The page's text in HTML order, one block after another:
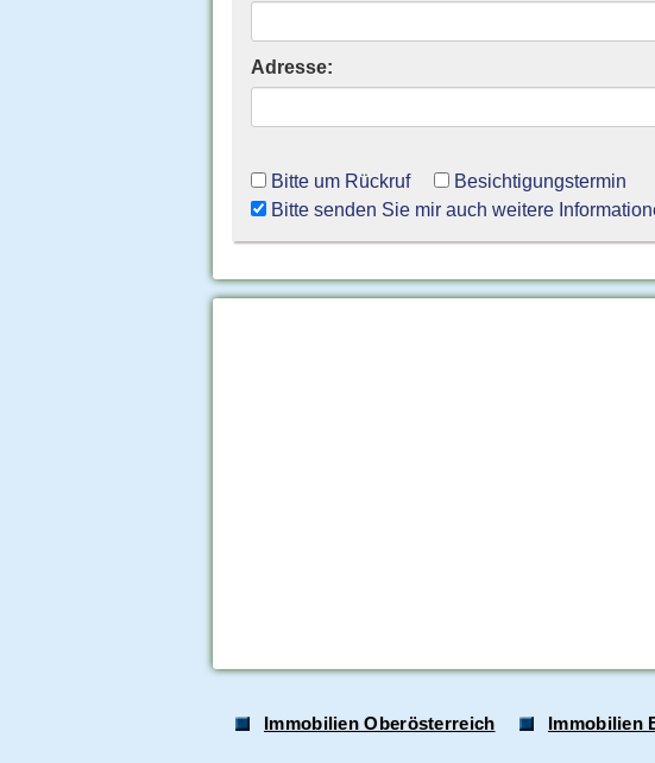
Adresse:
Bitte um Rückruf
Besichtigungstermin
Bitte senden Sie mir auch weitere
Immobilien Oberösterreich Immobilien